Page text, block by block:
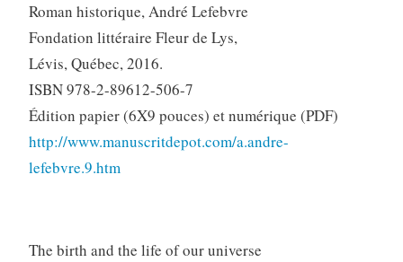
Roman historique, André Lefebvre
Fondation littéraire Fleur de Lys,
Lévis, Québec, 2016.
ISBN 978-2-89612-506-7
Édition papier (6X9 pouces) et numérique (PDF)
http://www.manuscritdepot.com/a.andre-
lefebvre.9.htm
The birth and the life of our universe